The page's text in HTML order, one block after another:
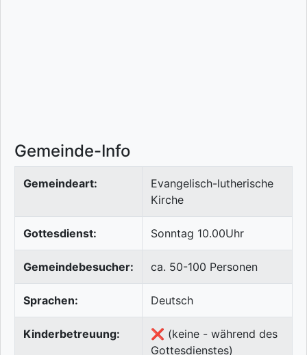
Gemeinde-Info
Gemeindeart:
Evangelisch-lutherische
Kirche
Gottesdienst: Sonntag 10.00Uhr
Gemeindebesucher: ca. 50-100 Personen
Sprachen: Deutsch
Kinderbetreuung:
❌ (keine - während des
Gottesdienstes)